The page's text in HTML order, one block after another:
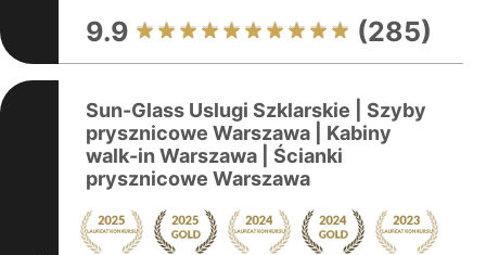
9.9 (285)
Sun-Glass Uslugi Szklarskie | Szyby
prysznicowe Warszawa | Kabiny
walk-in Warszawa | Ścianki
prysznicowe Warszawa